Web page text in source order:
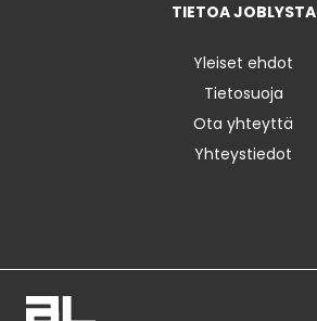
TIETOA JOBLYSTA
Yleiset ehdot
Tietosuoja
Ota yhteyttä
Yhteystiedot